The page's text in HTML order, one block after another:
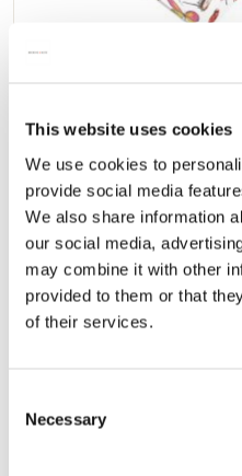
This website uses cookies
We use cookies to
provide social media
We also share information
our social media,
may combine it with other
provided to them or that
of their services.
Selection
Necessary
€ 2,99
Bekijk alles van Cadeau voor
Meer van Singer,